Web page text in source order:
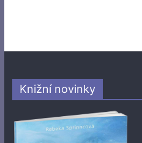
Knižní novinky